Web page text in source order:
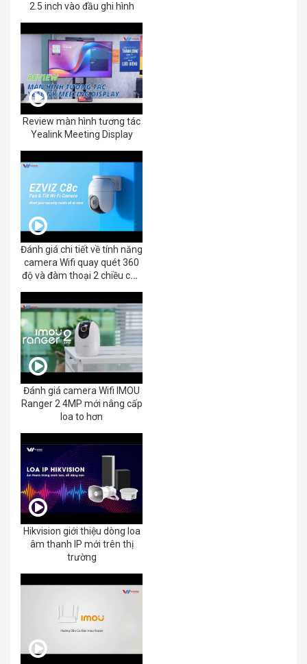
2.5 inch vào đầu ghi hình
Review màn hình tương tác
Yealink Meeting Display
Đánh giá chi tiết về tính năng
camera Wifi quay quét 360
độ và đàm thoại 2 chiều của
Đánh giá camera Wifi IMOU
Ranger 2 4MP mới nâng cấp
loa to hơn
Hikvision giới thiệu dòng loa
âm thanh IP mới trên thị
trường